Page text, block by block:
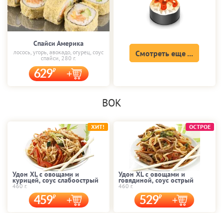
Спайси Америка
лосось, угорь, авокадо, огурец, соус
спайси, 280 г.
629
Смотреть еще ...
ВОК
Удон XL с овощами и
курицей, соус слабоострый
460 г.
459
ХИТ!
Удон XL с овощами и
говядиной, соус острый
460 г.
529
ОСТРОЕ